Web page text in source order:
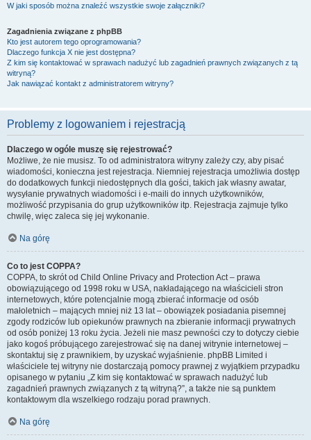
W jaki sposób można znaleźć wszystkie swoje załączniki?
Zagadnienia związane z phpBB
Kto jest autorem tego oprogramowania?
Dlaczego funkcja X nie jest dostępna?
Z kim się kontaktować w sprawach nadużyć lub zagadnień prawnych związanych z tą
witryną?
Jak nawiązać kontakt z administratorem witryny?
Problemy z logowaniem i rejestracją
Dlaczego w ogóle muszę się rejestrować?
Możliwe, że nie musisz. To od administratora witryny zależy czy, aby pisać
wiadomości, konieczna jest rejestracja. Niemniej rejestracja umożliwia dostęp
do dodatkowych funkcji niedostępnych dla gości, takich jak własny awatar,
wysyłanie prywatnych wiadomości i e-maili do innych użytkowników,
możliwość przypisania do grup użytkowników itp. Rejestracja zajmuje tylko
chwilę, więc zaleca się jej wykonanie.
Na górę
Co to jest COPPA?
COPPA, to skrót od Child Online Privacy and Protection Act – prawa
obowiązującego od 1998 roku w USA, nakładającego na właścicieli stron
internetowych, które potencjalnie mogą zbierać informacje od osób
małoletnich – mających mniej niż 13 lat – obowiązek posiadania pisemnej
zgody rodziców lub opiekunów prawnych na zbieranie informacji prywatnych
od osób poniżej 13 roku życia. Jeżeli nie masz pewności czy to dotyczy ciebie
jako kogoś próbującego zarejestrować się na danej witrynie internetowej –
skontaktuj się z prawnikiem, by uzyskać wyjaśnienie. phpBB Limited i
właściciele tej witryny nie dostarczają pomocy prawnej z wyjątkiem przypadku
opisanego w pytaniu „Z kim się kontaktować w sprawach nadużyć lub
zagadnień prawnych związanych z tą witryną?”, a także nie są punktem
kontaktowym dla wszelkiego rodzaju porad prawnych.
Na górę